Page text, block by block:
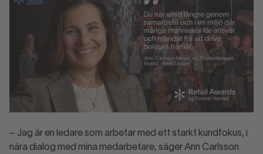
– Jag är en ledare som arbetar med ett starkt kundfokus, i
nära dialog med mina medarbetare, säger Ann Carlsson